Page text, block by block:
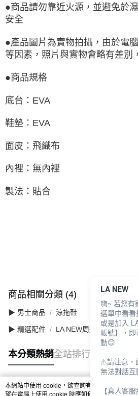
●商品請勿靠近火源，並避免於
安全
●產品圖片為實物拍攝，由於電
等因素，照片與實物會略有差別
●商品規格
底台：EVA
鞋墊：EVA
面皮：飛織布
內裡：無內裡
製法：貼合
商品相關分類 (4)
▶ 男士商品 涼拖鞋
▶ 精選配件 LA NEW周邊
本分類熱銷全站排行
熱門標籤
本網站中使用 cookie，欲查詢有關本網站使用
望在電腦上使用 cookie 時應如何變更電腦的
LA NEW
嗨~ 若您有
選單中看看
或是加入
帳號】，
動😊
⚠️請注意，
無法對話
【真人客